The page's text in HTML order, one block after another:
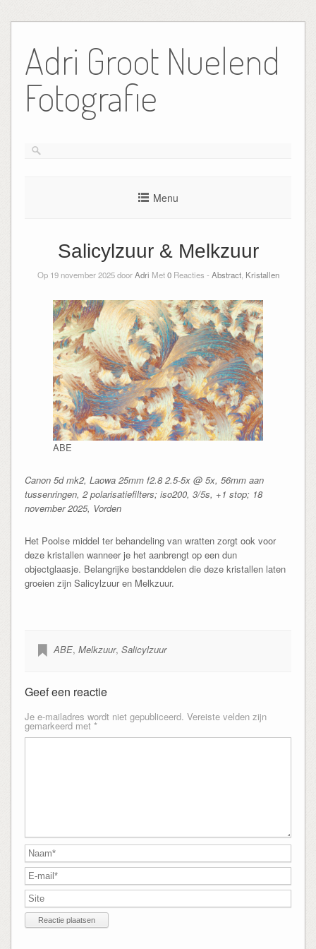
de
inhoud
Adri Groot Nuelend
Fotografie
Menu
Salicylzuur & Melkzuur
Op 19 november 2025 doorAdri Met0Reacties - Abstract, Kristallen
ABE
Canon 5d mk2, Laowa 25mm f2.8 2.5-5x @ 5x, 56mm aan
tussenringen, 2 polarisatiefilters; iso200, 3/5s, +1 stop; 18
november 2025, Vorden
Het Poolse middel ter behandeling van wratten zorgt ook voor
deze kristallen wanneer je het aanbrengt op een dun
objectglaasje. Belangrijke bestanddelen die deze kristallen laten
groeien zijn Salicylzuur en Melkzuur.
ABE, Melkzuur, Salicylzuur
Geef een reactie
Je e-mailadres wordt niet gepubliceerd. Vereiste velden zijn
gemarkeerd met *